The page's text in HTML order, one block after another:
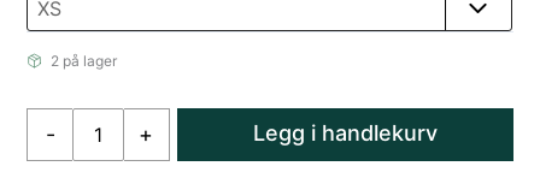
2 på lager
- + Legg i handlekurv